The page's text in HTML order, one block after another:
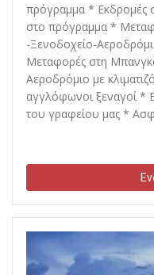
πρόγραμμα * Εκδρομές
στο πρόγραμμα *
-Ξενοδοχείο-
Μεταφορές στη
Αεροδρόμιο με
αγγλόφωνοι ξεναγοί
του γραφείου μας *